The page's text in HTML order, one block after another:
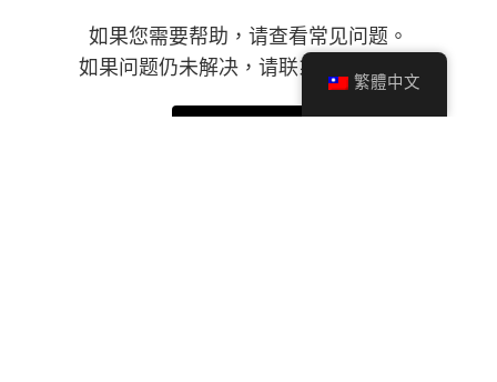
如果您需要帮助，请查看常见问题。
如果问题仍未解决，请联系呼叫中心。
繁體中文